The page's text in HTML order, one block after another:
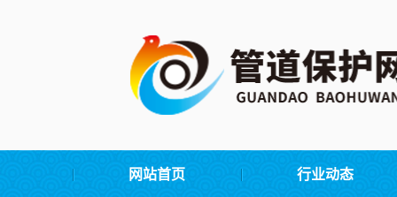
网站首页 行业动态